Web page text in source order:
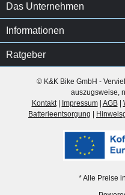
Das Unternehmen
Informationen
Ratgeber
© K&K Bike GmbH -
auszugsweise,
Kontakt| Impressum| AGB|
Batterieentsorgung |
* Alle Preise